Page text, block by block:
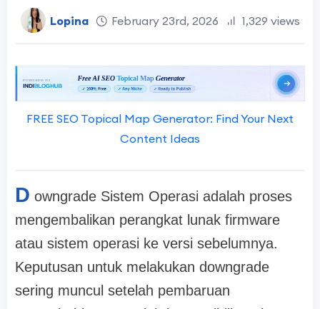
Lopina February 23rd, 2026 1,329 views
FREE SEO Topical Map Generator: Find Your Next
Content Ideas
D owngrade Sistem Operasi adalah proses
mengembalikan perangkat lunak firmware
atau sistem operasi ke versi sebelumnya.
Keputusan untuk melakukan downgrade
sering muncul setelah pembaruan